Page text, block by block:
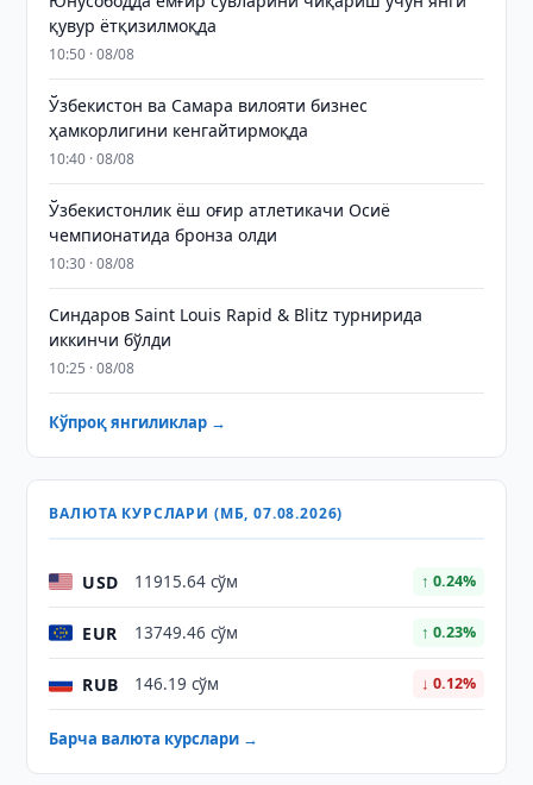
қувур ётқизилмоқда
10:50 · 08/08
Ўзбекистон ва Самара вилояти бизнес
ҳамкорлигини кенгайтирмоқда
10:40 · 08/08
Ўзбекистонлик ёш оғир атлетикачи Осиё
чемпионатида бронза олди
10:30 · 08/08
Синдаров Saint Louis Rapid & Blitz турнирида
иккинчи бўлди
10:25 · 08/08
Кўпроқ янгиликлар →
ВАЛЮТА КУРСЛАРИ (МБ, 07.08.2026)
USD 11915.64 сўм ↑ 0.24%
EUR 13749.46 сўм ↑ 0.23%
RUB 146.19 сўм ↓ 0.12%
Барча валюта курслари →